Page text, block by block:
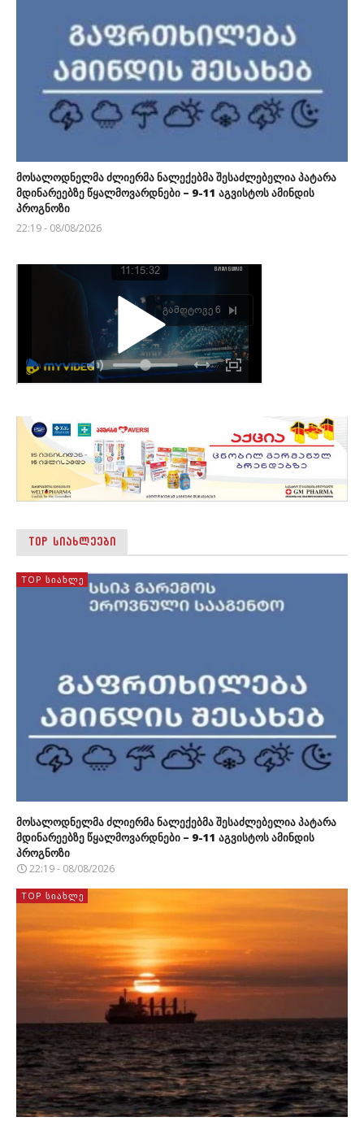
მოსალოდნელმა ძლიერმა ნალექებმა შესაძლებელია პატარა
მდინარეებზე წყალმოვარდნები – 9-11 აგვისტოს ამინდის
პროგნოზი
22:19 - 08/08/2026
TOP ᲡᲘᲐᲮᲚᲔᲔᲑᲘ
TOP ᲡᲘᲐᲮᲚᲔ
მოსალოდნელმა ძლიერმა ნალექებმა შესაძლებელია პატარა
მდინარეებზე წყალმოვარდნები – 9-11 აგვისტოს ამინდის
პროგნოზი
22:19 - 08/08/2026
TOP ᲡᲘᲐᲮᲚᲔ